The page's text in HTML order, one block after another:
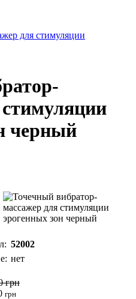
для стимуляции
черный
52002
нет
грн
грн